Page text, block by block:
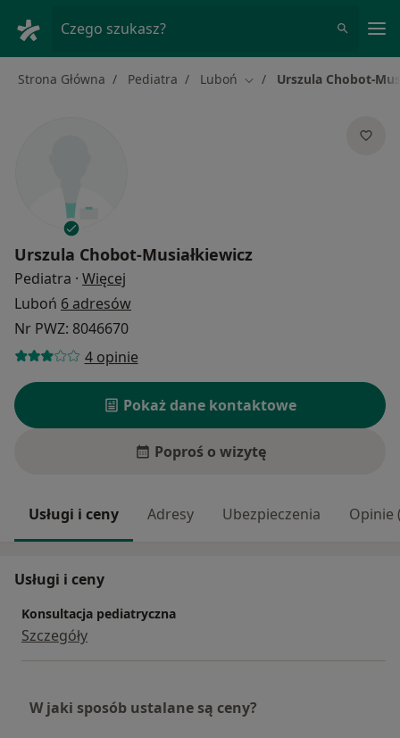
Czego szukasz?
Strona Główna Pediatra Luboń Zmień miasto
Urszula Chobot-
Urszula Chobot-Musiałkiewicz
Pediatra · Więcej
Luboń 6 adresów
Nr PWZ: 8046670
4 opinie
Pokaż dane kontaktowe
Poproś o wizytę
Usługi i ceny Adresy Ubezpieczenia Opinie
Usługi i ceny
Konsultacja pediatryczna
Szczegóły
W jaki sposób ustalane są ceny?